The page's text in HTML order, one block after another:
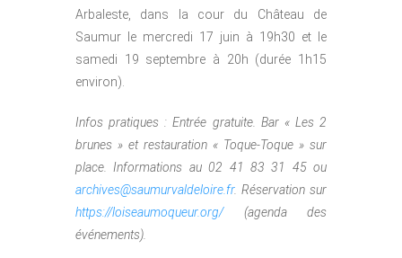
Arbaleste, dans la cour du Château de
Saumur le mercredi 17 juin à 19h30 et le
samedi 19 septembre à 20h (durée 1h15
environ).
Infos pratiques : Entrée gratuite. Bar « Les 2
brunes » et restauration « Toque-Toque » sur
place. Informations au 02 41 83 31 45 ou
archives@saumurvaldeloire.fr. Réservation sur
https://loiseaumoqueur.org/(agenda des
événements).